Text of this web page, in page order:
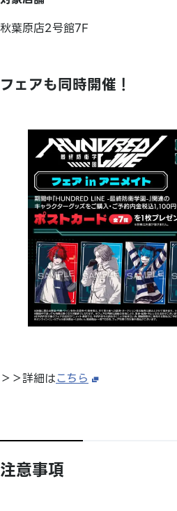
秋葉原店2号館7F
フェアも同時開催！
＞＞詳細はこちら
注意事項